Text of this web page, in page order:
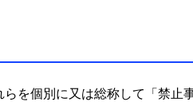
を個別に又は総称して「禁止